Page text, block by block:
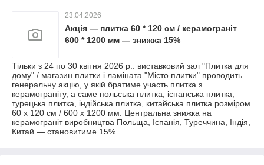
23.04.2026
Акція — плитка 60 * 120 см / керамограніт
600 * 1200 мм — знижка 15%
Тільки з 24 по 30 квітня 2026 р.. виставковий зал "Плитка для
дому" / магазин плитки і ламіната "Місто плитки" проводить
генеральну акцію, у якій братиме участь плитка з
керамограніту, а саме польська плитка, іспанська плитка,
турецька плитка, індійська плитка, китайська плитка розміром
60 х 120 см / 600 х 1200 мм. Центральна знижка на
керамограніт виробництва Польща, Іспанія, Туреччина, Індія,
Китай — становитиме 15%